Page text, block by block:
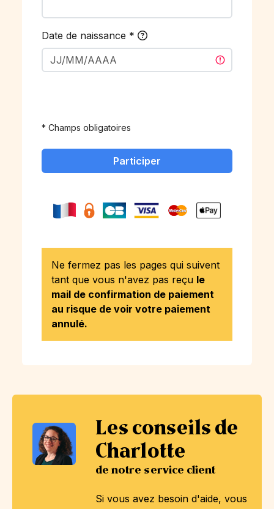
Les conseils de
Charlotte
de notre service client
Si vous avez besoin d'aide, vous
Date de naissance *
* Champs obligatoires
Participer
Ne fermez pas les pages qui suivent
tant que vous n'avez pas reçu le
mail de confirmation de paiement
au risque de voir votre paiement
annulé.